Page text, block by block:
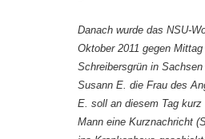
Danach wurde das NSU-
Oktober 2011 gegen Mittag
Schreibersgrün in Sachsen
Susann E. die Frau des
E. soll an diesem Tag
Mann eine Kurznachricht